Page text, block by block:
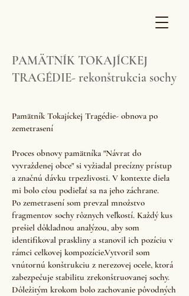
PAMÄTNÍK TOKAJÍCKEJ
TRAGÉDIE- rekonštrukcia sochy
​Pamätník Tokajíckej Tragédie- obnova po
zemetrasení
Proces obnovy pamätníka "Návrat do
vyvraždenej obce" si vyžiadal precízny prístup
a značnú dávku trpezlivosti. V kontexte diela
mi bolo cťou podieľať sa na jeho záchrane.
Po zemetrasení som prevzal množstvo
fragmentov sochy rôznych veľkostí. Každý kus
prešiel dôkladnou analýzou, aby som
identifikoval praskliny a stanovil ich pozíciu v
rámci celkovej kompozície.Vytvoril som
vnútornú konštrukciu z nerezovej ocele, ktorá
zabezpečuje stabilitu zrekonštruovanej sochy.
Dôležitým krokom bolo zachovanie pôvodných